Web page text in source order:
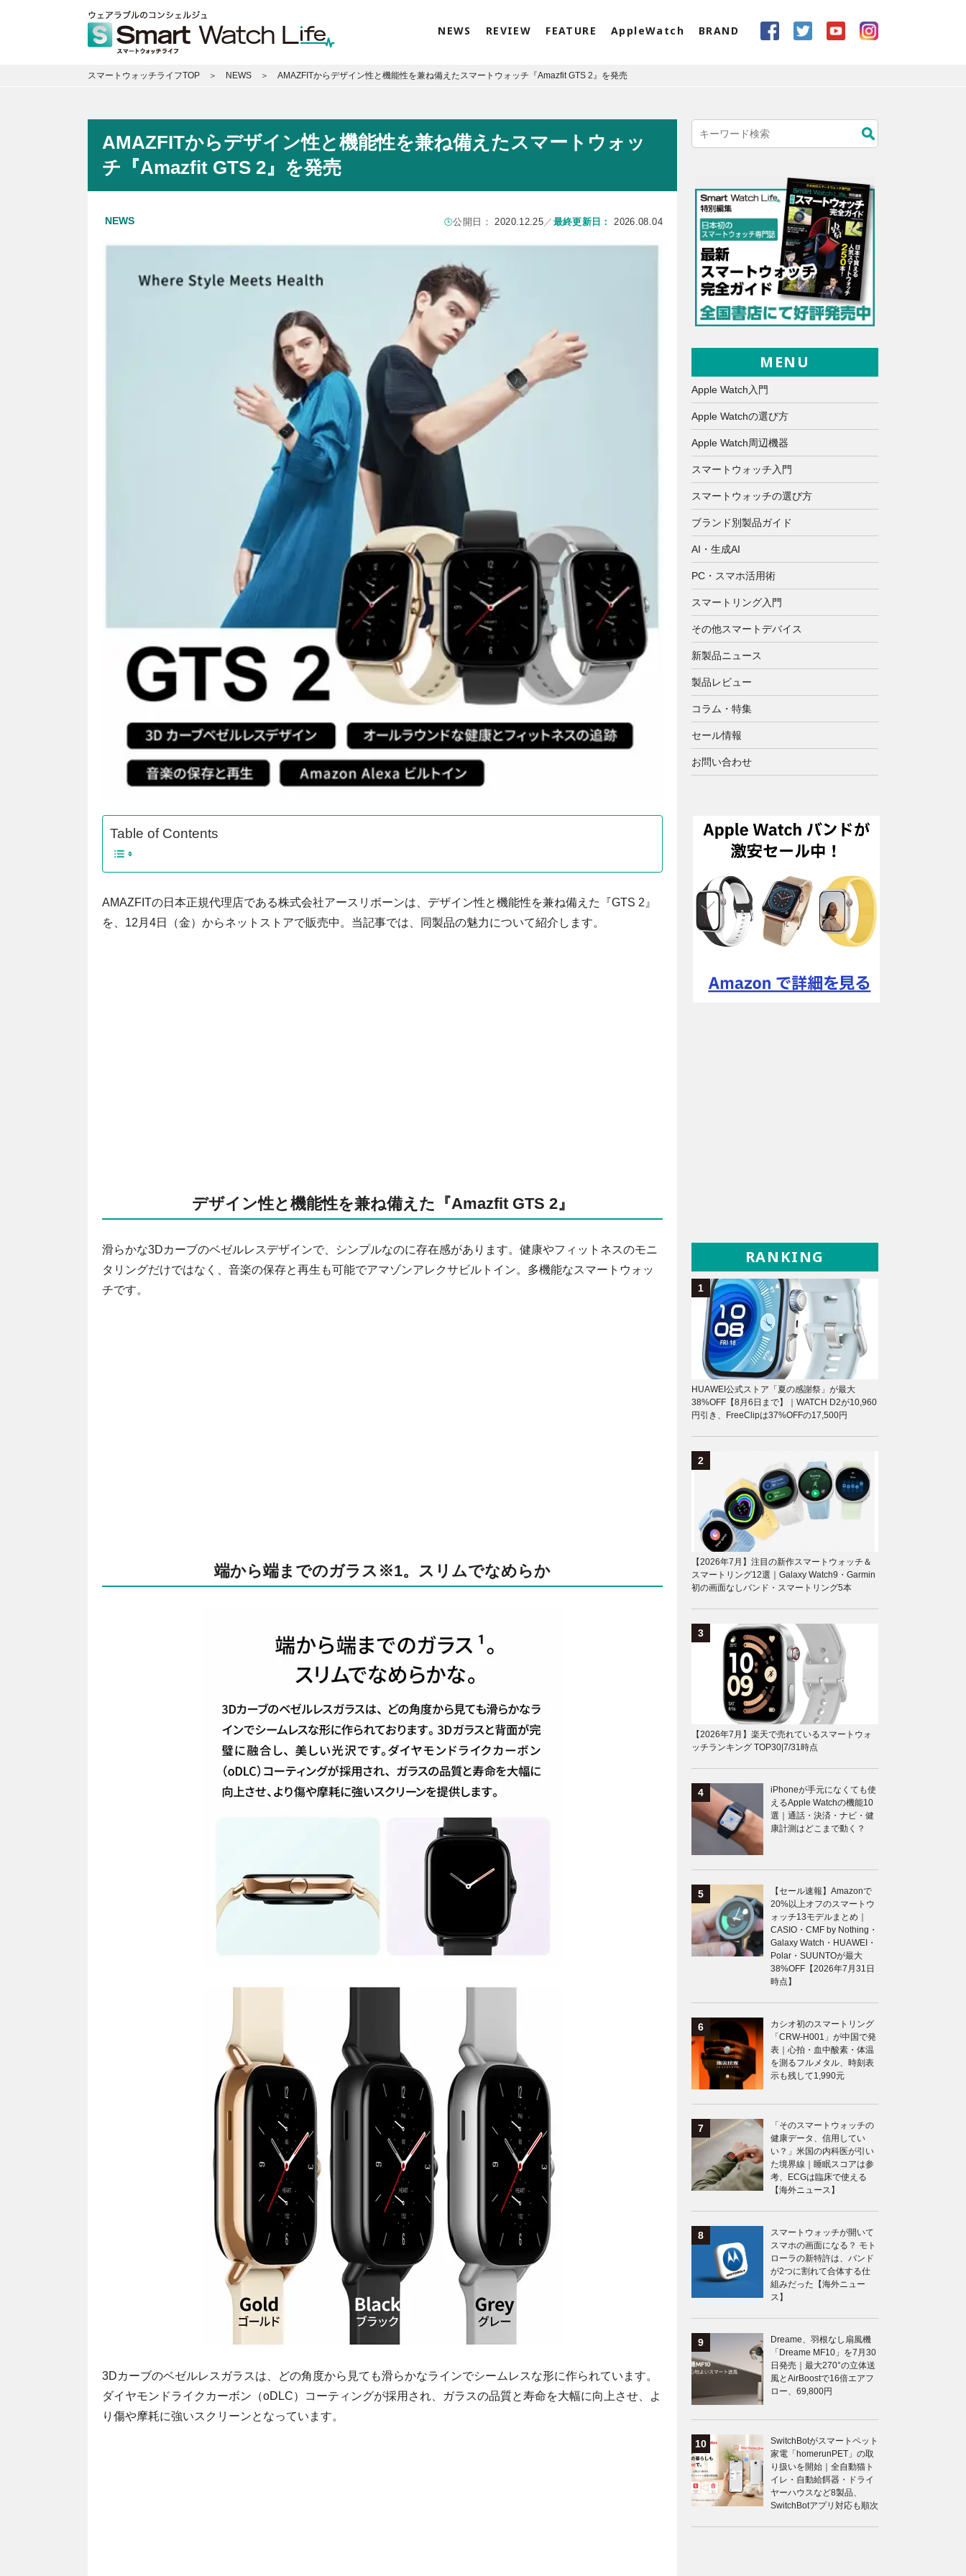
NEWS REVIEW FEATURE AppleWatch BRAND
スマートウォッチライフTOP NEWS AMAZFITからデザイン性と機能性を兼ね備えたスマートウォッチ『Amazfit GTS 2』を発売
AMAZFITからデザイン性と機能性を兼ね備えたスマートウォッ
チ『Amazfit GTS 2』を発売
NEWS 公開日：2020.12.25／ 最終更新日： 2026.08.04
Table of Contents
AMAZFITの日本正規代理店である株式会社アースリボーンは、デザイン性と機能性を兼ね備えた『GTS 2』
を、12月4日（金）からネットストアで販売中。当記事では、同製品の魅力について紹介します。
デザイン性と機能性を兼ね備えた『Amazfit GTS 2』
滑らかな3Dカーブのベゼルレスデザインで、シンプルなのに存在感があります。健康やフィットネスのモニ
タリングだけではなく、音楽の保存と再生も可能でアマゾンアレクサビルトイン。多機能なスマートウォッ
チです。
端から端までのガラス※1。スリムでなめらか
3Dカーブのベゼルレスガラスは、どの角度から見ても滑らかなラインでシームレスな形に作られています。
ダイヤモンドライクカーボン（oDLC）コーティングが採用され、ガラスの品質と寿命を大幅に向上させ、よ
り傷や摩耗に強いスクリーンとなっています。
MENU
Apple Watch入門
Apple Watchの選び方
Apple Watch周辺機器
スマートウォッチ入門
スマートウォッチの選び方
ブランド別製品ガイド
AI・生成AI
PC・スマホ活用術
スマートリング入門
その他スマートデバイス
新製品ニュース
製品レビュー
コラム・特集
セール情報
お問い合わせ
RANKING
HUAWEI公式ストア「夏の感謝祭」が最大
38%OFF【8月6日まで】｜WATCH D2が10,960
円引き、FreeClipは37%OFFの17,500円
【2026年7月】注目の新作スマートウォッチ＆
スマートリング12選｜Galaxy Watch9・Garmin
初の画面なしバンド・スマートリング5本
【2026年7月】楽天で売れているスマートウォ
ッチランキング TOP30|7/31時点
iPhoneが手元になくても使
えるApple Watchの機能10
選｜通話・決済・ナビ・健
康計測はどこまで動く？
【セール速報】Amazonで
20%以上オフのスマートウ
ォッチ13モデルまとめ｜
CASIO・CMF by Nothing・
Galaxy Watch・HUAWEI・
Polar・SUUNTOが最大
38%OFF【2026年7月31日
時点】
カシオ初のスマートリング
「CRW-H001」が中国で発
表｜心拍・血中酸素・体温
を測るフルメタル、時刻表
示も残して1,990元
「そのスマートウォッチの
健康データ、信用してい
い？」米国の内科医が引い
た境界線｜睡眠スコアは参
考、ECGは臨床で使える
【海外ニュース】
スマートウォッチが開いて
スマホの画面になる？ モト
ローラの新特許は、バンド
が2つに割れて合体する仕
組みだった【海外ニュー
ス】
Dreame、羽根なし扇風機
「Dreame MF10」を7月30
日発売｜最大270°の立体送
風とAirBoostで16倍エアフ
ロー、69,800円
SwitchBotがスマートペット
家電「homerunPET」の取
り扱いを開始｜全自動猫ト
イレ・自動給餌器・ドライ
ヤーハウスなど8製品、
SwitchBotアプリ対応も順次